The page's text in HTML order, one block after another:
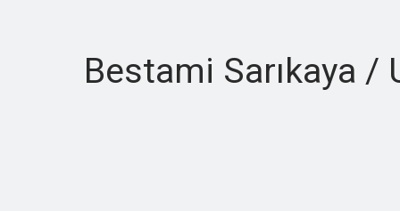
Bestami Sarıkaya /